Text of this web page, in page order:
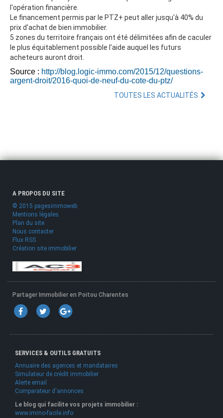
l'opération financière.
Le financement permis par le PTZ+ peut aller jusqu'à 40% du
prix d'achat de bien immobilier.
5 zones du territoire français ont été délimitées afin de caculer
le plus équitablement possible l'aide auquel les futurs
acheteurs auront droit.
Source : http://blog.logic-immo.com/2015/12/questions-
argent-droit/2016-quoi-de-neuf-du-cote-du-ptz/
TOUTES LES ACTUALITÉS
A PROPOS DU SITE
© 2015 pagesimmoweb
Mentions légales
Plan du site
Nous contacter
Flux RSS
Création site immobilier
Partager Immobilier en Poitou Charentes
SERVICES & OUTILS GRATUITS
Annuaire des agences et mandataires
Simulateur de crédit immobilier
Alerte email
Comparateur d'annonces
Le blog qui facilite vos projets immobilier :
www.immo-facile.info